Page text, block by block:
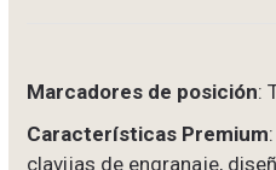
Marcadores de posición:
Características Premium
clavijas de engranaje,